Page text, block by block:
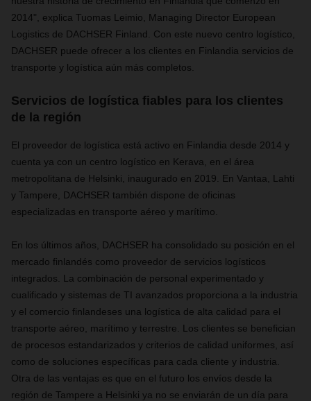
2014", explica Tuomas Leimio, Managing Director European
Logistics de DACHSER Finland. Con este nuevo centro logístico,
DACHSER puede ofrecer a los clientes en Finlandia servicios de
transporte y logística aún más completos.
Servicios de logística fiables para los clientes
de la región
El proveedor de logística está activo en Finlandia desde 2014 y
cuenta ya con un centro logístico en Kerava, en el área
metropolitana de Helsinki, inaugurado en 2019. En Vantaa, Lahti
y Tampere, DACHSER también dispone de oficinas
especializadas en transporte aéreo y marítimo.
En los últimos años, DACHSER ha consolidado su posición en el
mercado finlandés como proveedor de servicios logísticos
integrados. La combinación de personal experimentado y
cualificado y sistemas de TI avanzados proporciona a la industria
y el comercio finlandeses una logística de alta calidad para el
transporte aéreo, marítimo y terrestre. Los clientes se benefician
de procesos estandarizados y criterios de calidad uniformes, así
como de soluciones específicas para cada cliente y industria.
Otra de las ventajas es que en el futuro los envíos desde la
región de Tampere a Helsinki ya no se enviarán de un día para